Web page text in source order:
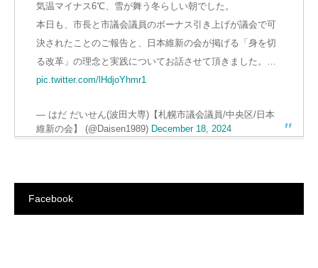
気温マイナス6℃、雪が舞う冬らしい朝でした。
本日も、市長と市議会議員のボーナス引き上げが議会で可
決されたことのご報告と、日本維新の会が掲げる「身を切
る改革」の理念と実践についてお話させて頂きました。…
pic.twitter.com/lHdjoYhmr1
— はだ だいせん(波田大専)【札幌市議会議員/中央区/日本
維新の会】 (@Daisen1989) December 18, 2024
Facebook